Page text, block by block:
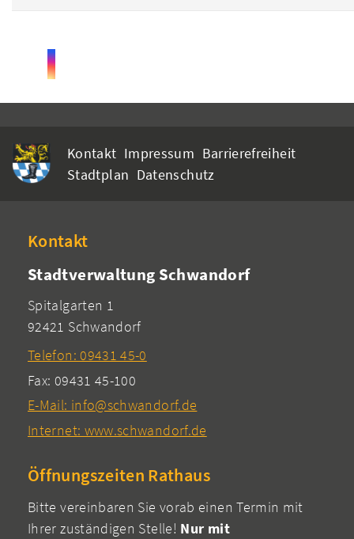
Kontakt Impressum Barrierefreiheit
Stadtplan Datenschutz
Kontakt
Stadtverwaltung Schwandorf
Spitalgarten 1
92421 Schwandorf
Telefon: 09431 45-0
Fax: 09431 45-100
E-Mail: info@schwandorf.de
Internet: www.schwandorf.de
Öffnungszeiten Rathaus
Bitte vereinbaren Sie vorab einen Termin mit
Ihrer zuständigen Stelle! Nur mit